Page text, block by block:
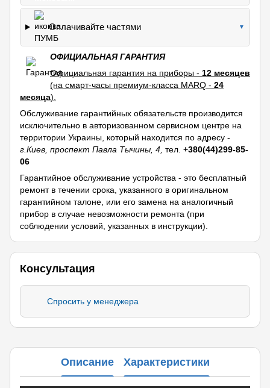
Оплачивайте частями ▼
ОФИЦИАЛЬНАЯ ГАРАНТИЯ
Официальная гарантия на приборы - 12 месяцев
(на смарт-часы премиум-класса MARQ - 24
месяца).
Обслуживание гарантийных обязательств производится
исключительно в авторизованном сервисном центре на
территории Украины, который находится по адресу -
г.Киев, проспект Павла Тычины, 4, тел. +380(44)299-85-
06
Гарантийное обслуживание устройства - это бесплатный
ремонт в течении срока, указанного в оригинальном
гарантийном талоне, или его замена на аналогичный
прибор в случае невозможности ремонта (при
соблюдении условий, указанных в инструкции).
Консультация
Спросить у менеджера
Описание Характеристики